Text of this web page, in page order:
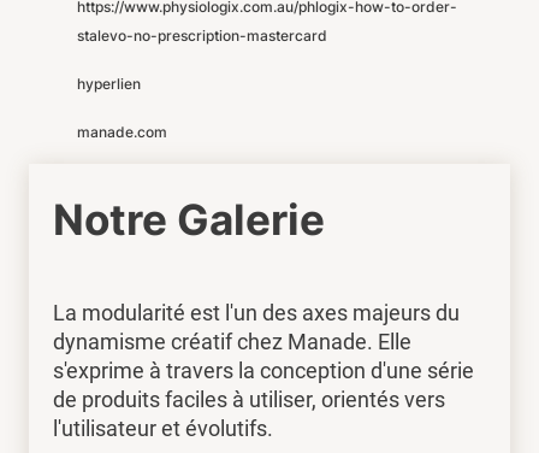
https://www.physiologix.com.au/phlogix-how-to-order-
stalevo-no-prescription-mastercard
hyperlien
manade.com
Notre Galerie
La modularité est l'un des axes majeurs du
dynamisme créatif chez Manade. Elle
s'exprime à travers la conception d'une série
de produits faciles à utiliser, orientés vers
l'utilisateur et évolutifs.